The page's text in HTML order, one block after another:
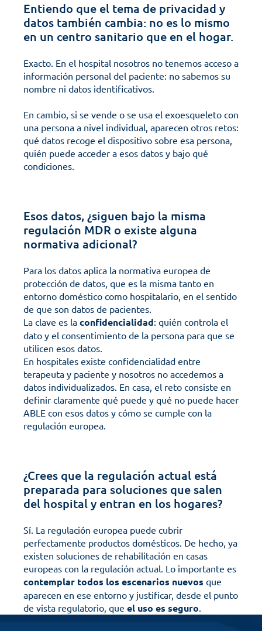
Entiendo que el tema de privacidad y
datos también cambia: no es lo mismo
en un centro sanitario que en el hogar.
Exacto. En el hospital nosotros no tenemos acceso a
información personal del paciente: no sabemos su
nombre ni datos identificativos.
En cambio, si se vende o se usa el exoesqueleto con
una persona a nivel individual, aparecen otros retos:
qué datos recoge el dispositivo sobre esa persona,
quién puede acceder a esos datos y bajo qué
condiciones.
Esos datos, ¿siguen bajo la misma
regulación MDR o existe alguna
normativa adicional?
Para los datos aplica la normativa europea de
protección de datos, que es la misma tanto en
entorno doméstico como hospitalario, en el sentido
de que son datos de pacientes.
La clave es la confidencialidad: quién controla el
dato y el consentimiento de la persona para que se
utilicen esos datos.
En hospitales existe confidencialidad entre
terapeuta y paciente y nosotros no accedemos a
datos individualizados. En casa, el reto consiste en
definir claramente qué puede y qué no puede hacer
ABLE con esos datos y cómo se cumple con la
regulación europea.
¿Crees que la regulación actual está
preparada para soluciones que salen
del hospital y entran en los hogares?
Sí. La regulación europea puede cubrir
perfectamente productos domésticos. De hecho, ya
existen soluciones de rehabilitación en casas
contemplar todos los escenarios nuevos que
aparecen en ese entorno y justificar, desde el punto
de vista regulatorio, que el uso es seguro.